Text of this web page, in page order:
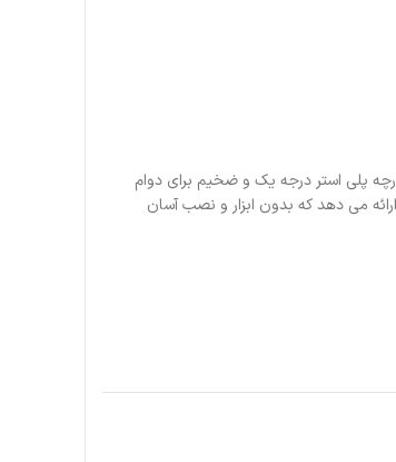
پلی استر درجه یک و ضخیم برای دوام
می دهد که بدون ابزار و نصب آسان